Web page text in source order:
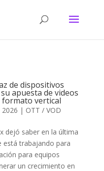
de dispositivos
apuesta de videos
formato vertical
2026 | OTT / VOD
dejó saber en la última
está trabajando para
para equipos
un crecimiento en